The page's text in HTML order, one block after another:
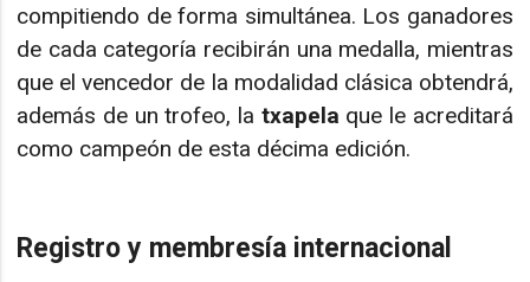
compitiendo de forma simultánea. Los ganadores
de cada categoría recibirán una medalla, mientras
que el vencedor de la modalidad clásica obtendrá,
además de un trofeo, la txapela que le acreditará
como campeón de esta décima edición.
Registro y membresía internacional